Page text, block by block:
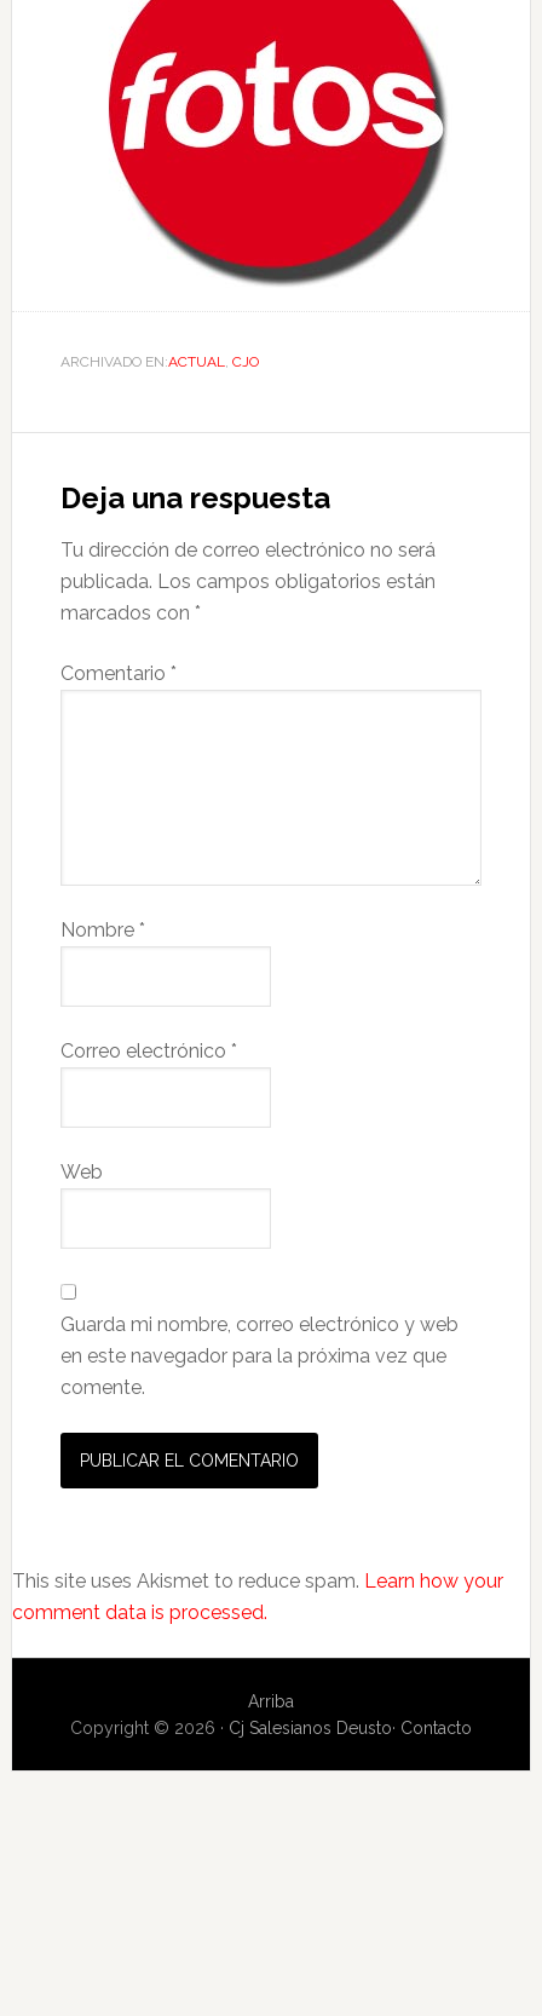
ARCHIVADO EN:ACTUAL, CJO
Deja una respuesta
Tu dirección de correo electrónico no será
publicada. Los campos obligatorios están
marcados con *
Comentario *
Nombre *
Correo electrónico *
Web
Guarda mi nombre, correo electrónico y web
en este navegador para la próxima vez que
comente.
This site uses Akismet to reduce spam. Learn how your
comment data is processed.
Arriba
Copyright © 2026 · Cj Salesianos Deusto· Contacto